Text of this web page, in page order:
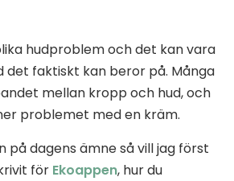
hudproblem och det kan vara
faktiskt kan beror på. Många
mellan kropp och hud, och
problemet med en kräm.
på dagens ämne så vill jag först
för Ekoappen, hur du